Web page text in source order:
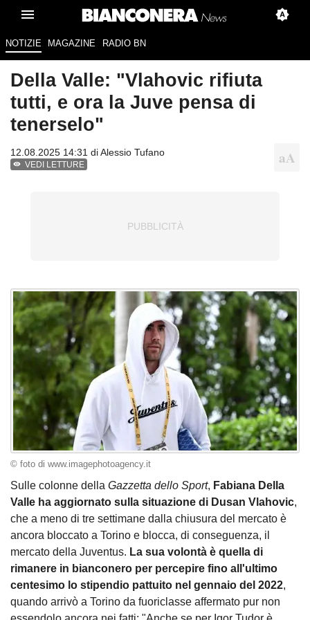
NOTIZIE MAGAZINE RADIO BN
Della Valle: "Vlahovic rifiuta
tutti, e ora la Juve pensa di
tenerselo"
12.08.2025 14:31 diAlessio Tufano
VEDI LETTURE
© foto di www.imagephotoagency.it
Sulle colonne della Gazzetta dello Sport, Fabiana Della
Valle ha aggiornato sulla situazione di Dusan Vlahovic,
che a meno di tre settimane dalla chiusura del mercato è
ancora bloccato a Torino e blocca, di conseguenza, il
mercato della Juventus. La sua volontà è quella di
rimanere in bianconero per percepire fino all'ultimo
centesimo lo stipendio pattuito nel gennaio del 2022,
quando arrivò a Torino da fuoriclasse affermato pur non